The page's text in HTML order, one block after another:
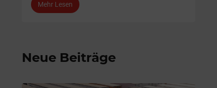
Mehr Lesen
Neue Beiträge